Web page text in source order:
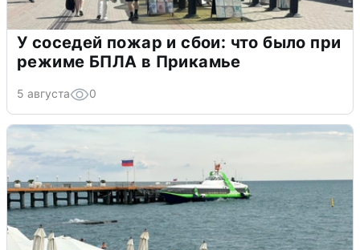
У соседей пожар и сбои: что было при
режиме БПЛА в Прикамье
5 августа 0